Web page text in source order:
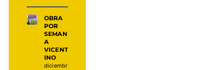
OBRA
POR
SEMAN
A
VICENT
INO
diciembr